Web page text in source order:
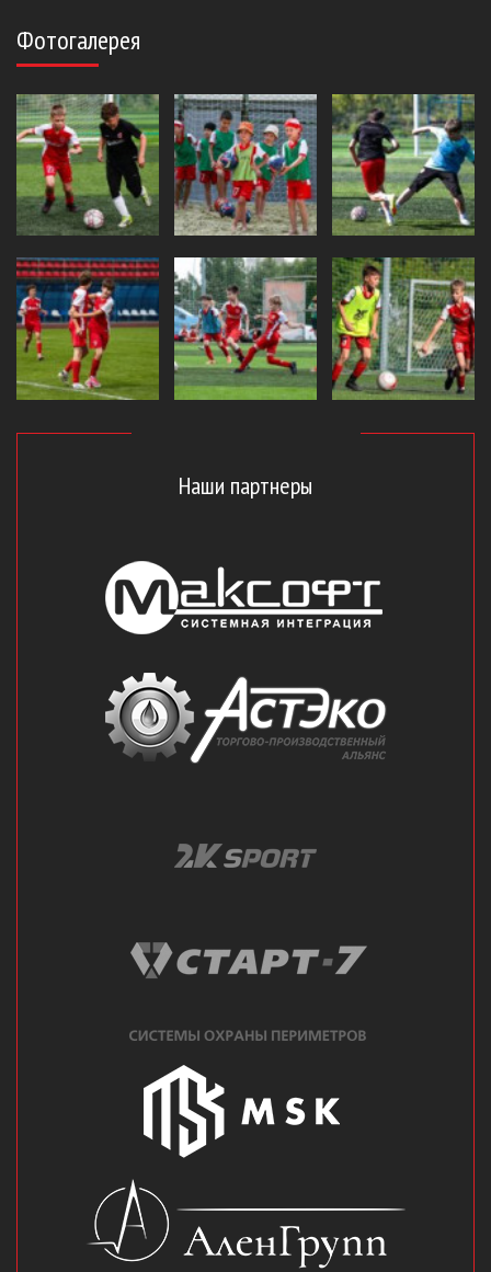
Фотогалерея
Наши партнеры